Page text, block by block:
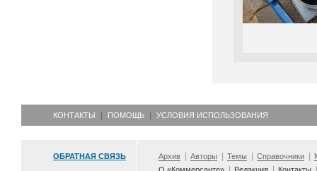
КОНТАКТЫ ПОМОЩЬ УСЛОВИЯ ИСПОЛЬЗОВАНИЯ
ОБРАТНАЯ СВЯЗЬ Архив Авторы Темы Справочники